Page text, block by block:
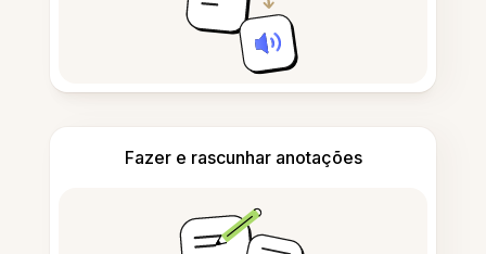
Fazer e rascunhar anotações